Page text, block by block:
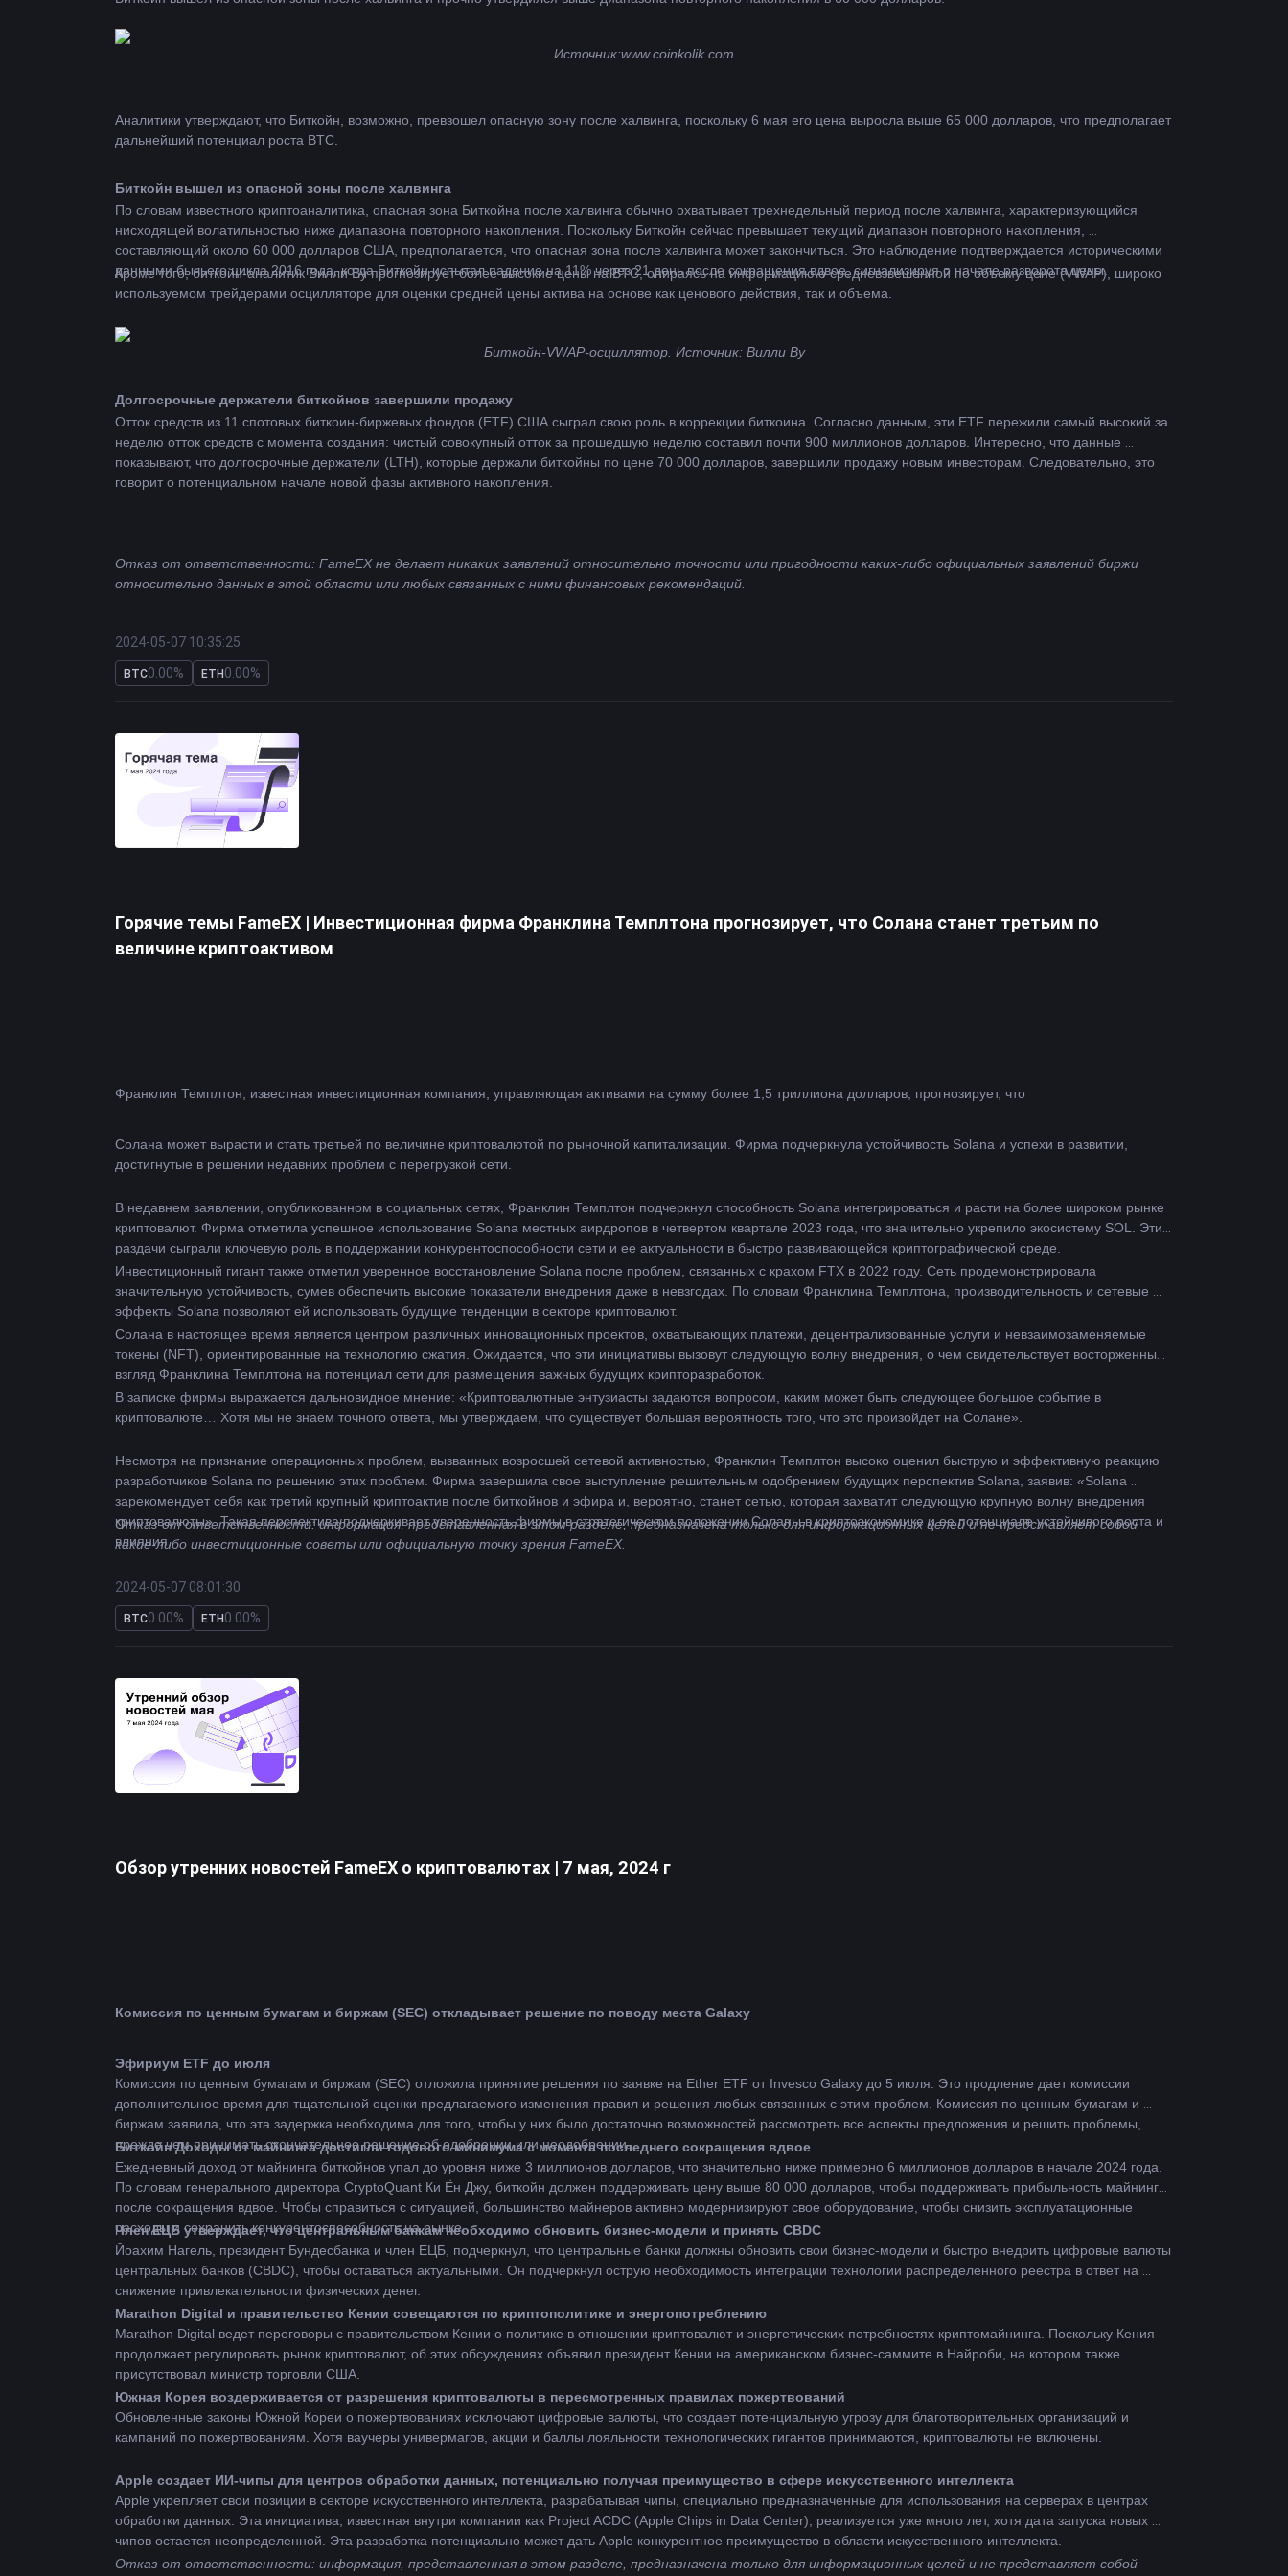
Источник:www.coinkolik.com
Аналитики утверждают, что Биткойн, возможно, превзошел опасную зону после халвинга, поскольку 6 мая его цена выросла выше 65 000 долларов, что предполагает
дальнейший потенциал роста BTC.
Биткойн вышел из опасной зоны после халвинга
По словам известного криптоаналитика, опасная зона Биткойна после халвинга обычно охватывает трехнедельный период после халвинга, характеризующийся
нисходящей волатильностью ниже диапазона повторного накопления. Поскольку Биткойн сейчас превышает текущий диапазон повторного накопления,
составляющий около 60 000 долларов США, предполагается, что опасная зона после халвинга может закончиться. Это наблюдение подтверждается историческими
данными бычьего цикла 2016 года, когда Биткойн испытал падение на 11% через 21 день после сокращения вдвое, сигнализируя о начале разворота цены.
Кроме того, биткойн-аналитик Вилли Ву прогнозирует более высокие цены на BTC, опираясь на информацию о средневзвешенной по объему цене (VWAP), широко
используемом трейдерами осцилляторе для оценки средней цены актива на основе как ценового действия, так и объема.
Биткойн-VWAP-осциллятор. Источник: Вилли Ву
Долгосрочные держатели биткойнов завершили продажу
Отток средств из 11 спотовых биткоин-биржевых фондов (ETF) США сыграл свою роль в коррекции биткоина. Согласно данным, эти ETF пережили самый высокий за
неделю отток средств с момента создания: чистый совокупный отток за прошедшую неделю составил почти 900 миллионов долларов. Интересно, что данные
показывают, что долгосрочные держатели (LTH), которые держали биткойны по цене 70 000 долларов, завершили продажу новым инвесторам. Следовательно, это
говорит о потенциальном начале новой фазы активного накопления.
Отказ от ответственности: FameEX не делает никаких заявлений относительно точности или пригодности каких-либо официальных заявлений биржи
относительно данных в этой области или любых связанных с ними финансовых рекомендаций.
2024-05-07 10:35:25
BTC0.00% ETH0.00%
Горячие темы FameEX | Инвестиционная фирма Франклина Темплтона прогнозирует, что Солана станет третьим по
величине криптоактивом
Солана может вырасти и стать третьей по величине криптовалютой по рыночной капитализации. Фирма подчеркнула устойчивость Solana и успехи в развитии,
достигнутые в решении недавних проблем с перегрузкой сети.
В недавнем заявлении, опубликованном в социальных сетях, Франклин Темплтон подчеркнул способность Solana интегрироваться и расти на более широком рынке
криптовалют. Фирма отметила успешное использование Solana местных аирдропов в четвертом квартале 2023 года, что значительно укрепило экосистему SOL. Эти
раздачи сыграли ключевую роль в поддержании конкурентоспособности сети и ее актуальности в быстро развивающейся криптографической среде.
Инвестиционный гигант также отметил уверенное восстановление Solana после проблем, связанных с крахом FTX в 2022 году. Сеть продемонстрировала
значительную устойчивость, сумев обеспечить высокие показатели внедрения даже в невзгодах. По словам Франклина Темплтона, производительность и сетевые
эффекты Solana позволяют ей использовать будущие тенденции в секторе криптовалют.
Солана в настоящее время является центром различных инновационных проектов, охватывающих платежи, децентрализованные услуги и невзаимозаменяемые
токены (NFT), ориентированные на технологию сжатия. Ожидается, что эти инициативы вызовут следующую волну внедрения, о чем свидетельствует восторженный
взгляд Франклина Темплтона на потенциал сети для размещения важных будущих крипторазработок.
В записке фирмы выражается дальновидное мнение: «Криптовалютные энтузиасты задаются вопросом, каким может быть следующее большое событие в
криптовалюте… Хотя мы не знаем точного ответа, мы утверждаем, что существует большая вероятность того, что это произойдет на Солане».
Несмотря на признание операционных проблем, вызванных возросшей сетевой активностью, Франклин Темплтон высоко оценил быструю и эффективную реакцию
разработчиков Solana по решению этих проблем. Фирма завершила свое выступление решительным одобрением будущих перспектив Solana, заявив: «Solana
зарекомендует себя как третий крупный криптоактив после биткойнов и эфира и, вероятно, станет сетью, которая захватит следующую крупную волну внедрения
криптовалюты». Такая перспектива подчеркивает уверенность фирмы в стратегическом положении Соланы в криптоэкономике и ее потенциале устойчивого роста и
влияния.
Отказ от ответственности: информация, представленная в этом разделе, предназначена только для информационных целей и не представляет собой
какие-либо инвестиционные советы или официальную точку зрения FameEX.
2024-05-07 08:01:30
BTC0.00% ETH0.00%
Обзор утренних новостей FameEX о криптовалютах | 7 мая, 2024 г
Эфириум ETF до июля
Комиссия по ценным бумагам и биржам (SEC) отложила принятие решения по заявке на Ether ETF от Invesco Galaxy до 5 июля. Это продление дает комиссии
дополнительное время для тщательной оценки предлагаемого изменения правил и решения любых связанных с этим проблем. Комиссия по ценным бумагам и
биржам заявила, что эта задержка необходима для того, чтобы у них было достаточно возможностей рассмотреть все аспекты предложения и решить проблемы,
прежде чем принимать окончательное решение об одобрении или неодобрении.
Биткойн Доходы от майнинга достигли годового минимума с момента последнего сокращения вдвое
Ежедневный доход от майнинга биткойнов упал до уровня ниже 3 миллионов долларов, что значительно ниже примерно 6 миллионов долларов в начале 2024 года.
По словам генерального директора CryptoQuant Ки Ён Джу, биткойн должен поддерживать цену выше 80 000 долларов, чтобы поддерживать прибыльность майнинга
после сокращения вдвое. Чтобы справиться с ситуацией, большинство майнеров активно модернизируют свое оборудование, чтобы снизить эксплуатационные
расходы и сохранить конкурентоспособность на рынке.
Член ЕЦБ утверждает, что центральным банкам необходимо обновить бизнес-модели и принять CBDC
Йоахим Нагель, президент Бундесбанка и член ЕЦБ, подчеркнул, что центральные банки должны обновить свои бизнес-модели и быстро внедрить цифровые валюты
центральных банков (CBDC), чтобы оставаться актуальными. Он подчеркнул острую необходимость интеграции технологии распределенного реестра в ответ на
снижение привлекательности физических денег.
Marathon Digital и правительство Кении совещаются по криптополитике и энергопотреблению
Marathon Digital ведет переговоры с правительством Кении о политике в отношении криптовалют и энергетических потребностях криптомайнинга. Поскольку Кения
продолжает регулировать рынок криптовалют, об этих обсуждениях объявил президент Кении на американском бизнес-саммите в Найроби, на котором также
присутствовал министр торговли США.
Южная Корея воздерживается от разрешения криптовалюты в пересмотренных правилах пожертвований
Обновленные законы Южной Кореи о пожертвованиях исключают цифровые валюты, что создает потенциальную угрозу для благотворительных организаций и
кампаний по пожертвованиям. Хотя ваучеры универмагов, акции и баллы лояльности технологических гигантов принимаются, криптовалюты не включены.
Apple создает ИИ-чипы для центров обработки данных, потенциально получая преимущество в сфере искусственного интеллекта
Apple укрепляет свои позиции в секторе искусственного интеллекта, разрабатывая чипы, специально предназначенные для использования на серверах в центрах
обработки данных. Эта инициатива, известная внутри компании как Project ACDC (Apple Chips in Data Center), реализуется уже много лет, хотя дата запуска новых
чипов остается неопределенной. Эта разработка потенциально может дать Apple конкурентное преимущество в области искусственного интеллекта.
Отказ от ответственности: информация, представленная в этом разделе, предназначена только для информационных целей и не представляет собой